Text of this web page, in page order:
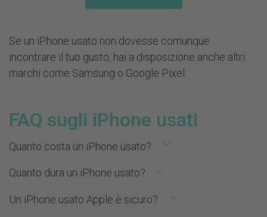
Se un iPhone usato non dovesse comunque
incontrare il tuo gusto, hai a disposizione anche altri
marchi come Samsung o Google Pixel.
FAQ sugli iPhone usati
Quanto costa un iPhone usato?
Un iPhone usato si può trovare, a seconda del
partire da circa 130.–. Anche i dispositivi delle
Quanto dura un iPhone usato?
Con una preparazione accurata e uno stato tecnico
Un iPhone usato Apple è sicuro?